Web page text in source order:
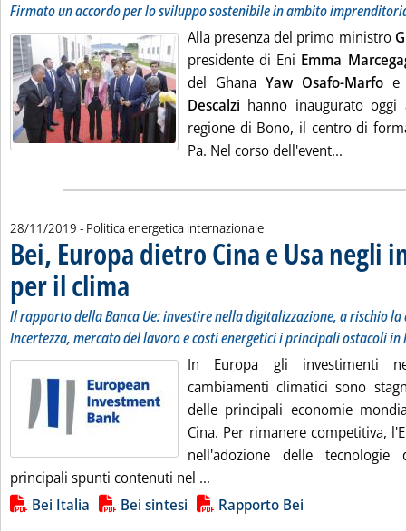
Firmato un accordo per lo sviluppo sostenibile in ambito
Alla presenza del primo ministro
presidente di Eni Emma
del Ghana Yaw Osafo-Marfoe
Descalzi hanno inaugurato oggi
regione di Bono, il centro di
Pa. Nel corso dell'event...
28/11/2019 - Politica energetica internazionale
Bei, Europa dietro Cina e Usa negli
per il clima . Sottotitolo: Il rapporto della Banca Ue: investire nella
Il rapporto della Banca Ue: investire nella digitalizzazione, a rischio
Incertezza, mercato del lavoro e costi energetici i principali ostacoli
In Europa gli investimenti
cambiamenti climatici sono
delle principali economie
Cina. Per rimanere competitiva,
nell'adozione delle
principali spunti contenuti nel ...
Lista allegati PDF alla notizia
Bei Italia Bei sintesi Rapporto Bei